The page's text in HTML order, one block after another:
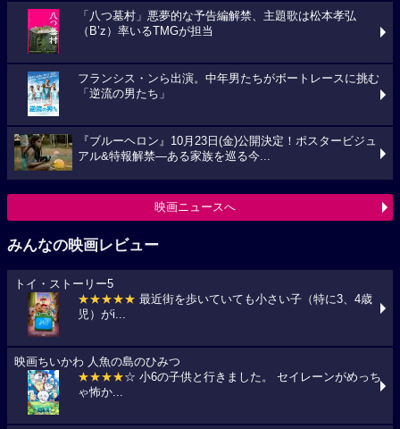
「八つ墓村」悪夢的な予告編解禁、主題歌は松本孝弘
（B’z）率いるTMGが担当
フランシス・ンら出演。中年男たちがボートレースに挑む
「逆流の男たち」
『ブルーヘロン』10月23日(金)公開決定！ポスタービジュ
アル&特報解禁―ある家族を巡る今...
映画ニュースへ
みんなの映画レビュー
トイ・ストーリー5
★★★★★ 最近街を歩いていても小さい子（特に3、4歳
児）がi...
映画ちいかわ 人魚の島のひみつ
★★★★☆ 小6の子供と行きました。 セイレーンがめっち
ゃ怖か...